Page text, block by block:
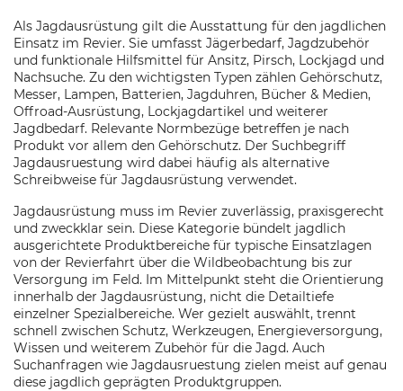
Als Jagdausrüstung gilt die Ausstattung für den jagdlichen
Einsatz im Revier. Sie umfasst Jägerbedarf, Jagdzubehör
und funktionale Hilfsmittel für Ansitz, Pirsch, Lockjagd und
Nachsuche. Zu den wichtigsten Typen zählen Gehörschutz,
Messer, Lampen, Batterien, Jagduhren, Bücher & Medien,
Offroad-Ausrüstung, Lockjagdartikel und weiterer
Jagdbedarf. Relevante Normbezüge betreffen je nach
Produkt vor allem den Gehörschutz. Der Suchbegriff
Jagdausruestung wird dabei häufig als alternative
Schreibweise für Jagdausrüstung verwendet.
Jagdausrüstung muss im Revier zuverlässig, praxisgerecht
und zweckklar sein. Diese Kategorie bündelt jagdlich
ausgerichtete Produktbereiche für typische Einsatzlagen
von der Revierfahrt über die Wildbeobachtung bis zur
Versorgung im Feld. Im Mittelpunkt steht die Orientierung
innerhalb der Jagdausrüstung, nicht die Detailtiefe
einzelner Spezialbereiche. Wer gezielt auswählt, trennt
schnell zwischen Schutz, Werkzeugen, Energieversorgung,
Wissen und weiterem Zubehör für die Jagd. Auch
Suchanfragen wie Jagdausruestung zielen meist auf genau
diese jagdlich geprägten Produktgruppen.